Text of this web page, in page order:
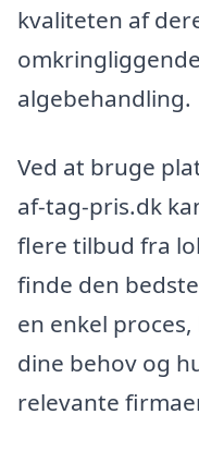
kvaliteten af
algebehandling.
Ved at bruge
af-tag-pris.dk
flere tilbud fra
finde den
en enkel
dine behov og
relevante